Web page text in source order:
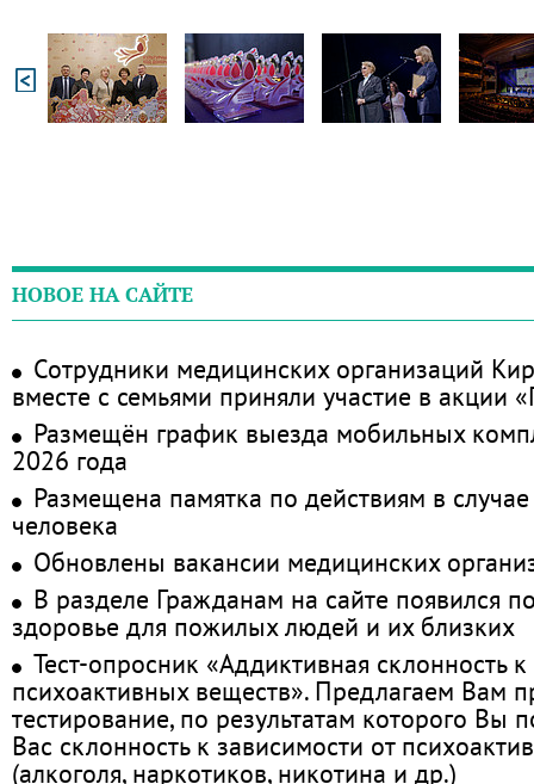
НОВОЕ НА САЙТЕ
Сотрудники медицинских организаций
вместе с семьями приняли участие в акции
Размещён график выезда мобильных
2026 года
Размещена памятка по действиям в
человека
Обновлены вакансии медицинских
В разделе Гражданам на сайте появился
здоровье для пожилых людей и их близких
Тест-опросник «Аддиктивная склонность
психоактивных веществ». Предлагаем Вам
тестирование, по результатам которого Вы
Вас склонность к зависимости от
(алкоголя, наркотиков, никотина и др.)